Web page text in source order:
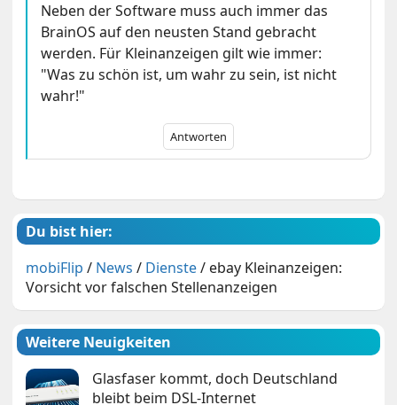
Neben der Software muss auch immer das
BrainOS auf den neusten Stand gebracht
werden. Für Kleinanzeigen gilt wie immer:
"Was zu schön ist, um wahr zu sein, ist nicht
wahr!"
Antworten
Du bist hier:
mobiFlip / News / Dienste/ ebay Kleinanzeigen:
Vorsicht vor falschen Stellenanzeigen
Weitere Neuigkeiten
Glasfaser kommt, doch Deutschland
bleibt beim DSL-Internet